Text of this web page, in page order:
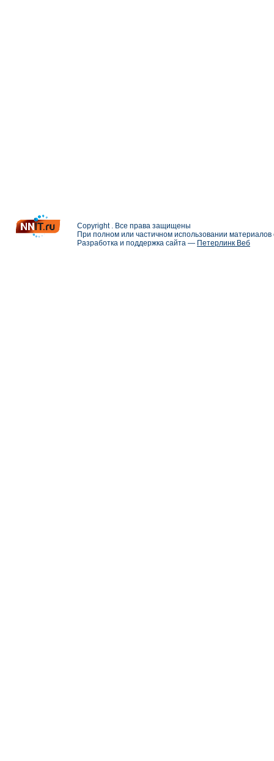
Copyright . Все права защищены
При полном или частичном использовании
Разработка и поддержка сайта — Петерлинк Веб